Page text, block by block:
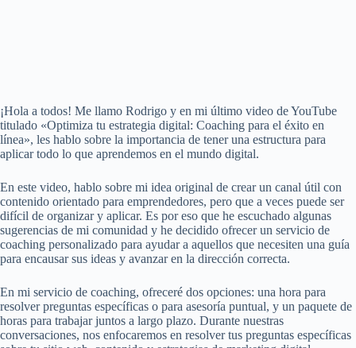
¡Hola a todos! Me llamo Rodrigo y en mi último video de YouTube
titulado «Optimiza tu estrategia digital: Coaching para el éxito en
línea», les hablo sobre la importancia de tener una estructura para
aplicar todo lo que aprendemos en el mundo digital.
En este video, hablo sobre mi idea original de crear un canal útil con
contenido orientado para emprendedores, pero que a veces puede ser
difícil de organizar y aplicar. Es por eso que he escuchado algunas
sugerencias de mi comunidad y he decidido ofrecer un servicio de
coaching personalizado para ayudar a aquellos que necesiten una guía
para encausar sus ideas y avanzar en la dirección correcta.
En mi servicio de coaching, ofreceré dos opciones: una hora para
resolver preguntas específicas o para asesoría puntual, y un paquete de
horas para trabajar juntos a largo plazo. Durante nuestras
conversaciones, nos enfocaremos en resolver tus preguntas específicas